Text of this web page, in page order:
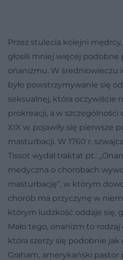
Przez stulecia kolejni
głosili mniej więcej
onanizmu. W średniowieczu
było powstrzymywanie się
seksualnej, która oczywiście
prokreacji, a w szczególności
XIX w. pojawiły się pierwsze
masturbacji. W 1760 r.
Tissot wydał traktat pt.:
medyczna o chorobach
masturbację”, w którym
chorób ma przyczynę w
którym ludzkość oddaje się,
Mało tego, onanizm to
która szerzy się podobnie
Graham, amerykański pastor